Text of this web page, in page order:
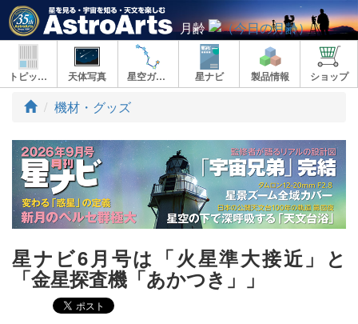
月齢
トピックス 天体写真 星空ガイド 星ナビ 製品情報 ショップ
ト
プ
機材・グッズ
星ナビ6月号は「火星準大接近」と
「金星探査機「あかつき」」